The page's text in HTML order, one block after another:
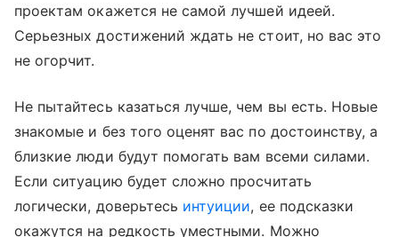
проектам окажется не самой лучшей идеей.
Серьезных достижений ждать не стоит, но вас это
не огорчит.
Не пытайтесь казаться лучше, чем вы есть. Новые
знакомые и без того оценят вас по достоинству, а
близкие люди будут помогать вам всеми силами.
Если ситуацию будет сложно просчитать
логически, доверьтесь интуиции, ее подсказки
окажутся на редкость уместными. Можно